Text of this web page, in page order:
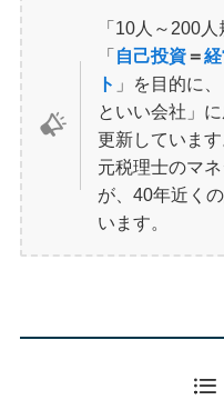
「10人～200
「 自己投資＝
ト 」を目的に
といい会社」
更新しています
元税理士のマ
が、40年近く
います。